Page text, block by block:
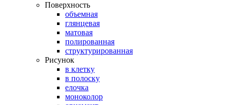
Поверхность
объемная
глянцевая
матовая
полированная
структурированная
Рисунок
в клетку
в полоску
елочка
моноколор